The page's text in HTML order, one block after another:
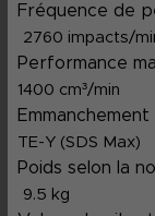
Fréquence de
2760 impacts/
Performance
1400 cm³/min
Emmanchement
TE-Y (SDS Max)
Poids selon la
9.5 kg